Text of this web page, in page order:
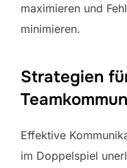
maximieren und
minimieren.
Strategien
Effektive
im Doppelspiel